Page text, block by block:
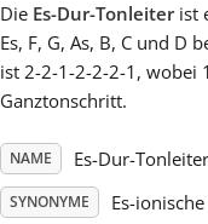
Dansk
English
Die Es-Dur-Tonleiterist
Es, F, G, As, B, C und D
ist 2-2-1-2-2-2-1, wobei
Ganztonschritt.
NAME Es-Dur-Tonleiter
SYNONYME Es-